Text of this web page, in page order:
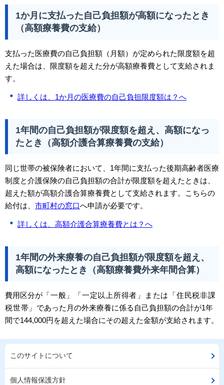
1か月に支払った自己負担額が高額になったとき
（高額療養費の支給）
支払った医療費の自己負担額（月額）が定められた限度額を超
えた場合は、限度額を超えた分が高額療養費として支給されま
す。
詳しくは、1か月の医療費の自己負担限度額は？へ
1年間の自己負担額が限度額を超え、高額になっ
たとき（高額介護合算療養費の支給）
同じ世帯の被保険者において、1年間に支払った後期高齢者医療
制度と介護保険の自己負担額の合計が限度額を超えたときは、
超えた額が高額介護合算療養費として支給されます。こちらの
給付は、 市町村の窓口へ申請が必要です。
詳しくは、高額介護合算療養費とは？へ
1年間の外来療養の自己負担額が限度額を超え、
高額になったとき（高額療養費外来年間合算）
費用区分が 「一般」「一定以上所得者」または「住民税非課
税世帯」 であった月の外来療養に係る自己負担額の合計が1年
間で144,000円を超えた場合にその超えた金額が支給されます。
このサイトについて
個人情報保護方針